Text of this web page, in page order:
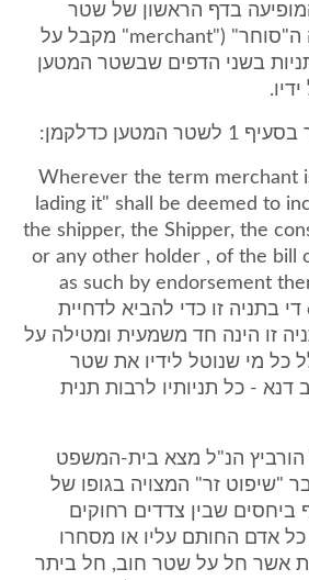
בדף הראשון של שטר
המטען, אשר על-פיה ה"סוחר" ("merchant" מקבל על
בשני הדפים שבשטר המטען
כדלקמן:
Wherever the term merchant
lading it" shall be deemed to
the shipper, the Shipper, the
or any other holder , of the bill
as such by endorsement
owner of the cargo די בתניה זו כדי להביא לדחיית
זו הינה חד משמעית ומטילה על
כל מי שנוטל לידיו את שטר
- כל תניותיו לרבות תנית
נ' הורביץ הנ"ל מצא בית-המשפט
"שיפוט זר" המצויה בגופו של
שבין צדדים רחוקים
אדם החותם עליו או מסחרו
אשר חל על שטר חוב, חל ביתר